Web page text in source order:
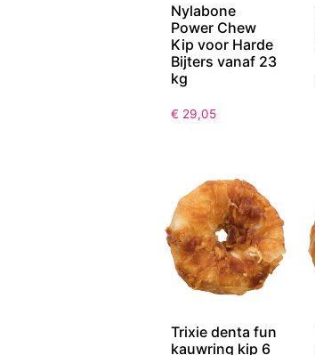
Nylabone
Power Chew
Kip voor Harde
Bijters vanaf 23
kg
€ 29,05
Trixie denta fun
kauwring kip 6